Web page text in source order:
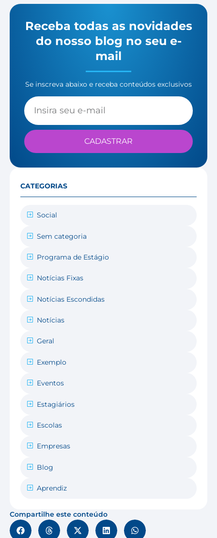
Receba todas as novidades
do nosso blog no seu e-
mail
Se inscreva abaixo e receba conteúdos exclusivos
CADASTRAR
CATEGORIAS
Social
Sem categoria
Programa de Estágio
Notícias Fixas
Notícias Escondidas
Notícias
Geral
Exemplo
Eventos
Estagiários
Escolas
Empresas
Blog
Aprendiz
Compartilhe este conteúdo